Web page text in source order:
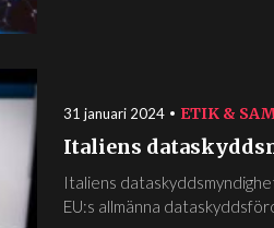
31 januari 2024 ETIK &
Italiens
Italiens
EU:s allmänna